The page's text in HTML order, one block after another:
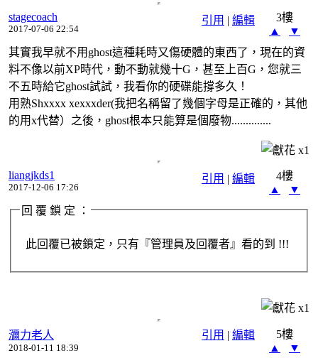
引用 | 編輯
stagecoach
2017-07-06 22:54
3樓
▲
▼
其實我早就不用ghost這種耗時又傷硬體的東西了，現在的資
料不像以前XP時代，動不動就幾十G，甚至上百G，您就三
不五時給它ghost試試，我看你的硬碟能撐多久！
用熟Shxxxx xexxxder(我把名稱留了幾個字母是正確的，其他
的用x代替）之後，ghost根本只能算是個廢物..............
x1
引用 | 編輯
liangjkds1
2017-12-06 17:26
4樓
▲
▼
回 覆 鎖 定 ：
此回覆已被鎖定，只有『管理員及回覆者』看的到 !!!
x1
引用 | 編輯
瀰力老人
2018-01-11 18:39
5樓
▲
▼